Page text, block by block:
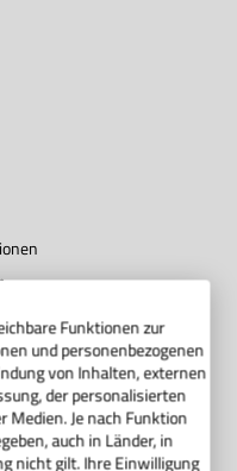
Funktionen zur
und personenbezogenen
von Inhalten, externen
der personalisierten
Medien. Je nach Funktion
auch in Länder, in
nicht gilt. Ihre Einwilligung